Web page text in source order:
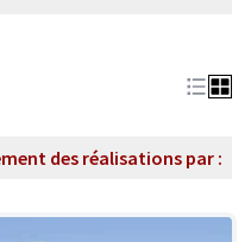
des réalisations par :